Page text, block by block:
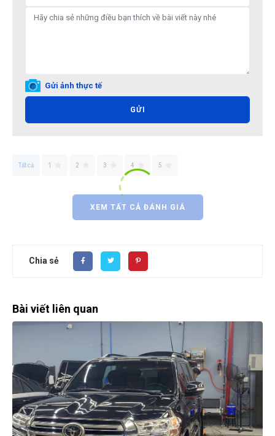
Gửi ảnh thực tế
GỬI
Tất cả 1 2 3 4 5
XEM TẤT CẢ ĐÁNH GIÁ
Chia sẻ
Bài viết liên quan